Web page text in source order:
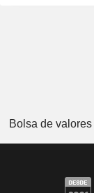
Bolsa de valores